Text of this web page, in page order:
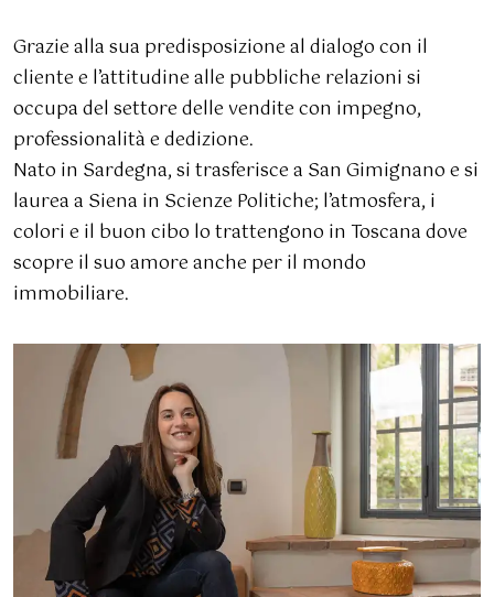
Grazie alla sua predisposizione al dialogo con il
cliente e l’attitudine alle pubbliche relazioni si
occupa del settore delle vendite con impegno,
professionalità e dedizione.
Nato in Sardegna, si trasferisce a San Gimignano e si
laurea a Siena in Scienze Politiche; l’atmosfera, i
colori e il buon cibo lo trattengono in Toscana dove
scopre il suo amore anche per il mondo
immobiliare.